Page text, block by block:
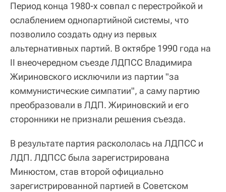
Период конца 1980-х совпал с перестройкой и
ослаблением однопартийной системы, что
позволило создать одну из первых
альтернативных партий. В октябре 1990 года на
II внеочередном съезде ЛДПСС Владимира
Жириновского исключили из партии "за
коммунистические симпатии", а саму партию
преобразовали в ЛДП. Жириновский и его
сторонники не признали решения съезда.
В результате партия раскололась на ЛДПСС и
ЛДП. ЛДПСС была зарегистрирована
Минюстом, став второй официально
зарегистрированной партией в Советском